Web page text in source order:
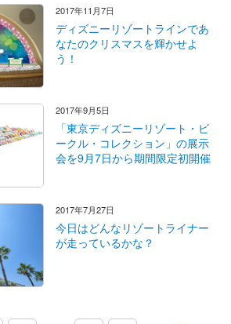
2017年11月7日
ディズニーリゾートラインであ
なたのクリスマスを輝かせよ
う！
2017年9月5日
「東京ディズニーリゾート・ビ
ークル・コレクション」の展示
会を9月7日から期間限定初開催
2017年7月27日
今日はどんなリゾートライナー
が走っているかな？